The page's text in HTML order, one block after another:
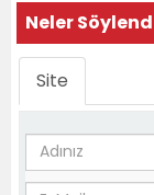
Neler
Site